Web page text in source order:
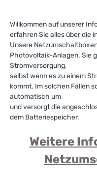
Willkommen auf unserer
erfahren Sie alles über die
Unsere
Photovoltaik-Anlagen. Sie
Stromversorgung,
selbst wenn es zu einem
kommt. Im solchen Fällen
automatisch um
und versorgt die
dem Batteriespeicher.
Weitere